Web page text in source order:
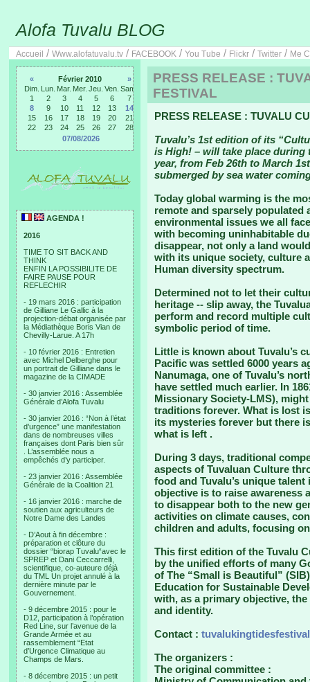
Alofa Tuvalu BLOG
Accueil / Www.alofatuvalu.tv / FACEBOOK / You Tube / Flickr / Twitter / Me
« Février 2010
»
Dim. Lun. Mar. Mer. Jeu. Ven. Sam.
1
2 3 4 5 6
7
8
9 10 11 12 13
14
15
16 17 18 19 20
21
22
23 24 25 26 27
28
07/08/2026
AGENDA !
2016
TIME TO SIT BACK AND
THINK
ENFIN LA POSSIBILITE DE
FAIRE PAUSE POUR
REFLECHIR
- 19 mars 2016 : participation
de Gilliane Le Gallic à la
projection-débat organisée par
la Médiathèque Boris Vian de
Chevilly-Larue. A 17h
- 10 février 2016 : Entretien
avec Michel Delberghe pour
un portrait de Gilliane dans le
magazine de la CIMADE
- 30 janvier 2016 : Assemblée
Générale d’Alofa Tuvalu
- 30 janvier 2016 : “Non à l’état
d’urgence” une manifestation
dans de nombreuses villes
françaises dont Paris bien sûr
. L’assemblée nous a
empêchés d’y participer.
- 23 janvier 2016 : Assemblée
Générale de la Coalition 21
- 16 janvier 2016 : marche de
soutien aux agriculteurs de
Notre Dame des Landes
- D’Aout à fin décembre :
préparation et clôture du
dossier “biorap Tuvalu“avec le
SPREP et Dani Ceccarrelli,
scientifique, co-auteure déjà
du TML Un projet annulé à la
dernière minute par le
Gouvernement.
- 9 décembre 2015 : pour le
D12, participation à l’opération
Red Line, sur l’avenue de la
Grande Armée et au
rassemblement “Etat
d’Urgence Climatique au
Champs de Mars.
- 8 décembre 2015 : un petit
PRESS RELEASE :
FESTIVAL
PRESS RELEASE : TUVALU
Tuvalu’s 1st edition of its
is High! – will take place
year, from Feb 26th to March
submerged by sea water
Today global warming is the
remote and sparsely populated
environmental issues we all
with becoming uninhabitable
disappear, not only a land
with its unique society, culture
Human diversity spectrum.
Determined not to let their
heritage -- slip away, the
perform and record multiple
symbolic period of time.
Little is known about Tuvalu’s
Pacific was settled 6000 years
Nanumaga, one of Tuvalu’s
have settled much earlier. In
Missionary Society-LMS),
traditions forever. What is lost
its mysteries forever but there
what is left .
During 3 days, traditional
aspects of Tuvaluan Culture
food and Tuvalu’s unique
objective is to raise awareness
to disappear both to the new
activities on climate causes,
children and adults, focusing
This first edition of the Tuvalu
by the unified efforts of many
of The “Small is Beautiful”
Education for Sustainable
with, as a primary objective,
and identity.
Contact :
The organizers :
The original committee :